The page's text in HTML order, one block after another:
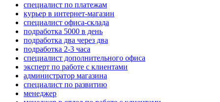
специалист по платежам
курьер в интернет-магазин
специалист офиса-склада
подработка 5000 в день
подработка два через два
подработка 2-3 часа
специалист дополнительного офиса
эксперт по работе с клиентами
администратор магазина
специалист по развитию
менеджер